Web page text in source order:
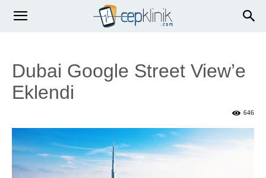
Dubai Google Street View’e
Eklendi
646